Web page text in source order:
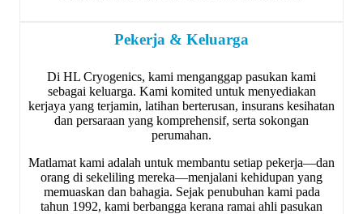
Pekerja & Keluarga
Di HL Cryogenics, kami menganggap pasukan kami
sebagai keluarga. Kami komited untuk menyediakan
kerjaya yang terjamin, latihan berterusan, insurans kesihatan
dan persaraan yang komprehensif, serta sokongan
perumahan.
Matlamat kami adalah untuk membantu setiap pekerja—dan
orang di sekeliling mereka—menjalani kehidupan yang
memuaskan dan bahagia. Sejak penubuhan kami pada
tahun 1992, kami berbangga kerana ramai ahli pasukan